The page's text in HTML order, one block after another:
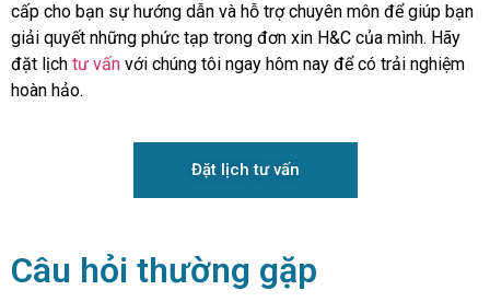
cấp cho bạn sự hướng dẫn và hỗ trợ chuyên môn để giúp bạn
giải quyết những phức tạp trong đơn xin H&C của mình. Hãy
đặt lịch tư vấn với chúng tôi ngay hôm nay để có trải nghiệm
hoàn hảo.
Đặt lịch tư vấn
Câu hỏi thường gặp